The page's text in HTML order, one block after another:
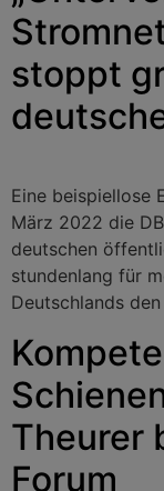
stoppt
Eine beispiellose
März 2022 die
deutschen
stundenlang für
Deutschlands
Theurer
Forum